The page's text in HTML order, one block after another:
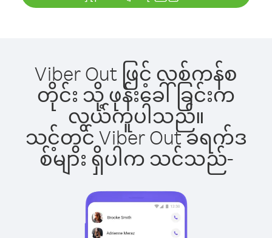
Viber Out ဖြင့် လစ်ကန်စ
တိုင်း သို့ ဖုန်းခေါ်ခြင်းက
လွယ်ကူပါသည်။
သင့်တွင် Viber Out ခရက်ဒ
စ်များ ရှိပါက သင်သည်-